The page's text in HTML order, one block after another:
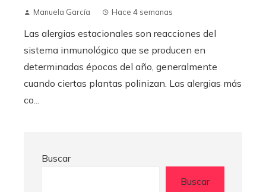
Manuela García Hace 4 semanas
Las alergias estacionales son reacciones del
sistema inmunológico que se producen en
determinadas épocas del año, generalmente
cuando ciertas plantas polinizan. Las alergias más
co...
Buscar
Buscar